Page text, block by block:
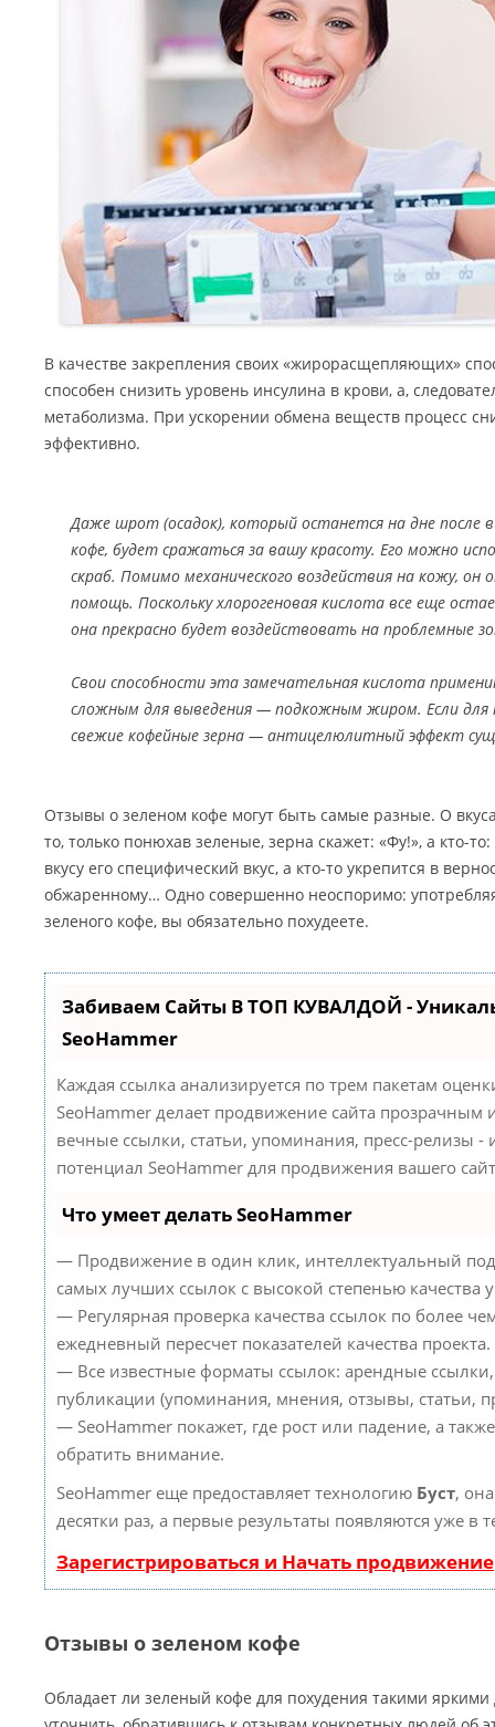
В качестве закрепления своих «жирорасщепляющих»
способен снизить уровень инсулина в крови, а,
метаболизма. При ускорении обмена веществ процесс
эффективно.
Даже шрот (осадок), который останется на дне после
кофе, будет сражаться за вашу красоту. Его можно
скраб. Помимо механического воздействия на кожу, он
помощь. Поскольку хлорогеновая кислота все еще
она прекрасно будет воздействовать на проблемные
Свои способности эта замечательная кислота
сложным для выведения — подкожным жиром. Если для
свежие кофейные зерна — антицелюлитный эффект
Отзывы о зеленом кофе могут быть самые разные. О
то, только понюхав зеленые, зерна скажет: «Фу!», а кто-
вкусу его специфический вкус, а кто-то укрепится в
обжаренному… Одно совершенно неоспоримо:
зеленого кофе, вы обязательно похудеете.
Забиваем Сайты В ТОП КУВАЛДОЙ -
SeoHammer
Каждая ссылка анализируется по трем пакетам
SeoHammer делает продвижение сайта прозрачным
вечные ссылки, статьи, упоминания, пресс-релизы -
потенциал SeoHammer для продвижения вашего
Что умеет делать SeoHammer
— Продвижение в один клик, интеллектуальный
самых лучших ссылок с высокой степенью качества
— Регулярная проверка качества ссылок по более
ежедневный пересчет показателей качества проекта.
— Все известные форматы ссылок: арендные
публикации (упоминания, мнения, отзывы, статьи,
— SeoHammer покажет, где рост или падение, а
обратить внимание.
SeoHammer еще предоставляет технологию Буст,
десятки раз, а первые результаты появляются уже в
Зарегистрироваться и Начать продвижение
Отзывы о зеленом кофе
Обладает ли зеленый кофе для похудения такими